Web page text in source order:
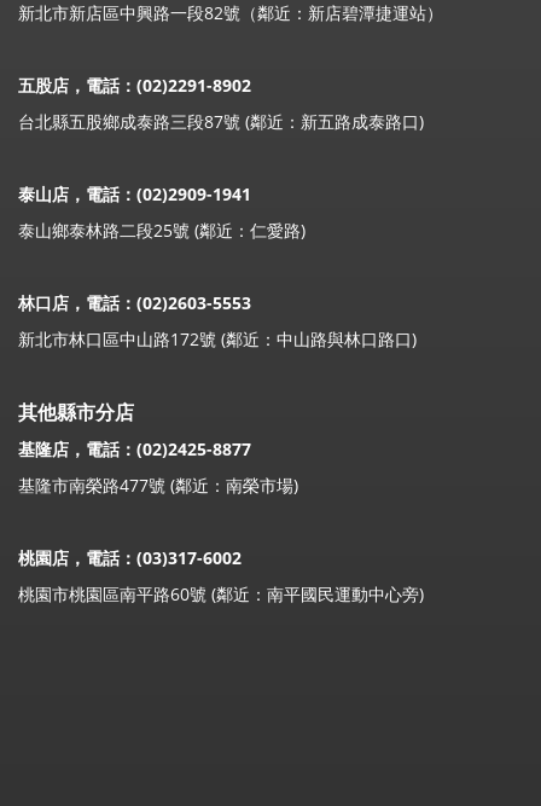
新北市新店區中興路一段82號（鄰近：新店碧潭捷運站）
五股店，電話：(02)2291-8902
台北縣五股鄉成泰路三段87號 (鄰近：新五路成泰路口)
泰山店，電話：(02)2909-1941
泰山鄉泰林路二段25號 (鄰近：仁愛路)
林口店，電話：(02)2603-5553
新北市林口區中山路172號 (鄰近：中山路與林口路口)
其他縣市分店
基隆店，電話：(02)2425-8877
基隆市南榮路477號 (鄰近：南榮市場)
桃園店，電話：(03)317-6002
桃園市桃園區南平路60號 (鄰近：南平國民運動中心旁)